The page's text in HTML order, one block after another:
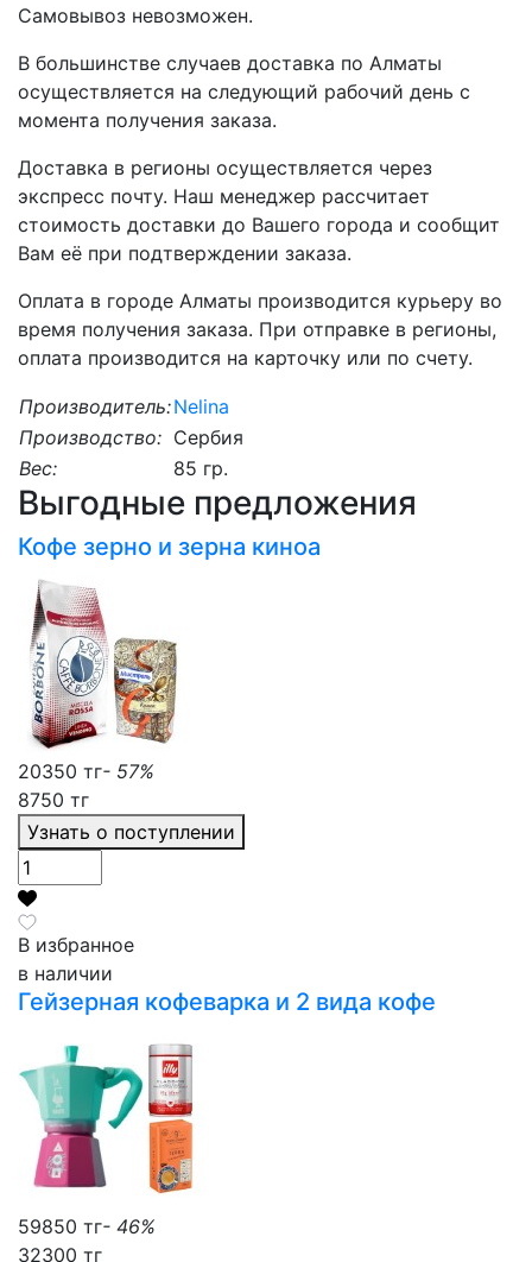
Самовывоз невозможен.
В большинстве случаев доставка по Алматы
осуществляется на следующий рабочий день с
момента получения заказа.
Доставка в регионы осуществляется через
экспресс почту. Наш менеджер рассчитает
стоимость доставки до Вашего города и сообщит
Вам её при подтверждении заказа.
Оплата в городе Алматы производится курьеру во
время получения заказа. При отправке в регионы,
оплата производится на карточку или по счету.
Производитель:Nelina
Производство: Сербия
Вес:
85 гр.
Выгодные предложения
Кофе зерно и зерна киноа
20350 тг- 57%
8750 тг
Узнать о поступлении
В избранное
в наличии
Гейзерная кофеварка и 2 вида кофе
59850 тг- 46%
32300 тг